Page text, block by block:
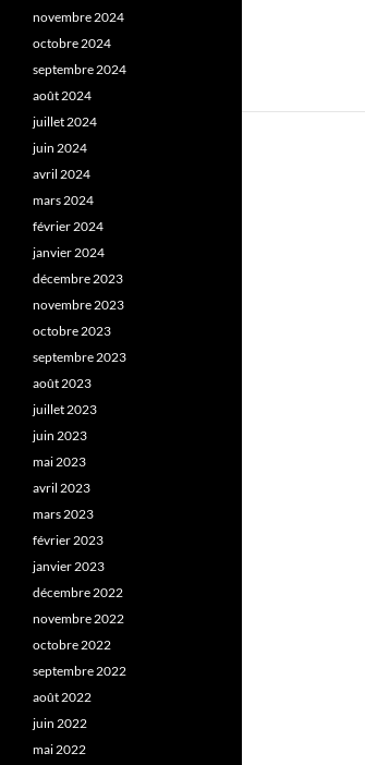
novembre 2024
octobre 2024
septembre 2024
août 2024
juillet 2024
juin 2024
avril 2024
mars 2024
février 2024
janvier 2024
décembre 2023
novembre 2023
octobre 2023
septembre 2023
août 2023
juillet 2023
juin 2023
mai 2023
avril 2023
mars 2023
février 2023
janvier 2023
décembre 2022
novembre 2022
octobre 2022
septembre 2022
août 2022
juin 2022
mai 2022